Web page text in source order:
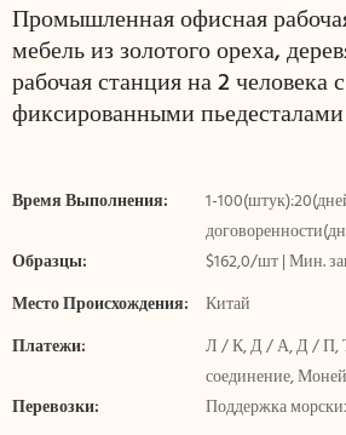
Промышленная офисная
мебель из золотого ореха,
рабочая станция на 2 человека с
фиксированными пьедесталами
Время Выполнения:
1-
Образцы:
$162,0/шт | Мин.
Место Происхождения:
Китай
Платежи:
Л / К, Д / А, Д / П,
соединение,
Перевозки:
Поддержка